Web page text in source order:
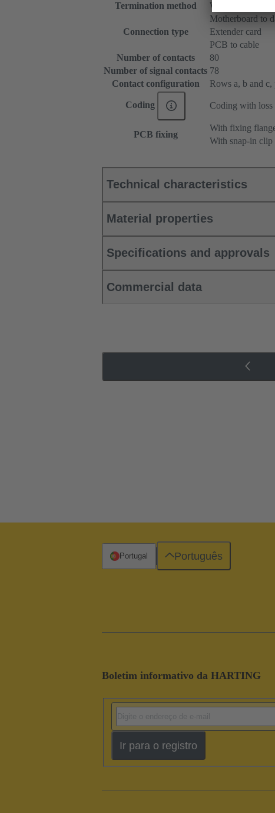
Termination method Wave soldering
Connection type
Motherboard to
Extender card
PCB to cable
Number of contacts
80
Number of signal contacts 78
Contact configuration
Rows a, b and
Coding Coding with loss
PCB fixing
With fixing
With snap-in clip
Technical characteristics
Material properties
Specifications and approvals
Commercial data
Boletim informativo da HARTING
Ir para o registro
Portugal Português